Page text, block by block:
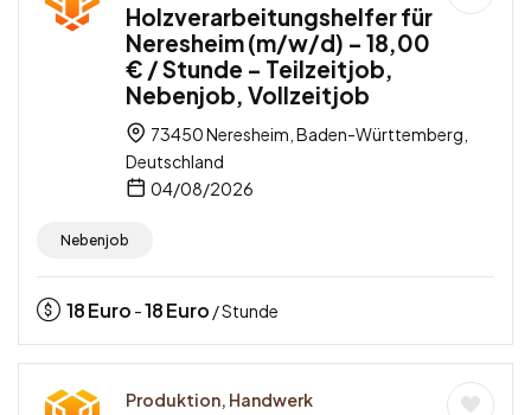
Holzverarbeitungshelfer für
Neresheim (m/w/d) – 18,00
€ / Stunde – Teilzeitjob,
Nebenjob, Vollzeitjob
73450 Neresheim, Baden-Württemberg,
Deutschland
04/08/2026
Nebenjob
18Euro -18Euro / Stunde
Produktion, Handwerk